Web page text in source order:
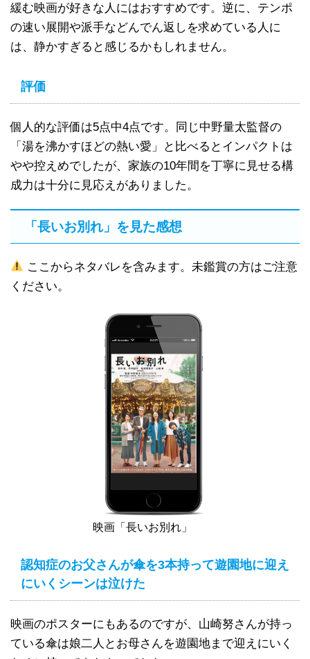
緩む映画が好きな人にはおすすめです。逆に、テンポ
の速い展開や派手などんでん返しを求めている人に
は、静かすぎると感じるかもしれません。
評価
個人的な評価は5点中4点です。同じ中野量太監督の
「湯を沸かすほどの熱い愛」と比べるとインパクトは
やや控えめでしたが、家族の10年間を丁寧に見せる構
成力は十分に見応えがありました。
「長いお別れ」を見た感想
ここからネタバレを含みます。未鑑賞の方はご注意
ください。
映画「長いお別れ」
認知症のお父さんが傘を3本持って遊園地に迎え
にいくシーンは泣けた
映画のポスターにもあるのですが、山崎努さんが持っ
ている傘は娘二人とお母さんを遊園地まで迎えにいく